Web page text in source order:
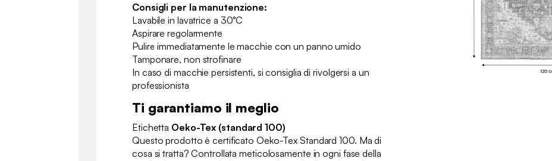
Consigli per la manutenzione:
Lavabile in lavatrice a 30°C
Aspirare regolarmente
Pulire immediatamente le macchie con un panno umido
Tamponare, non strofinare
In caso di macchie persistenti, si consiglia di rivolgersi a un
professionista
Ti garantiamo il meglio
Etichetta Oeko-Tex (standard 100)
Questo prodotto è certificato Oeko-Tex Standard 100. Ma di
cosa si tratta? Controllata meticolosamente in ogni fase della